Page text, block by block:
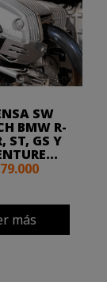
SW
BMW R-
ST, GS Y
más